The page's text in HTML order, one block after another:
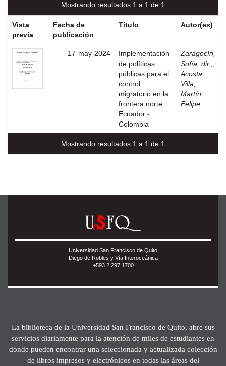
Mostrando resultados 1 a 1 de 1
Vista
previa
Fecha de
publicación
Título Autor(es)
17-may-2024
Implementación
de políticas
públicas para el
control
migratorio en la
frontera norte
Ecuador -
Colombia
Zaragocín,
Sofía, dir. ;
Acosta
Villa,
Martín
Felipe
Mostrando resultados 1 a 1 de 1
Universidad San Francisco de Quito
Diego de Robles y Vía Interoceánica
+593 2 297 1700
La biblioteca de la Universidad San Francisco de Quito, abre sus
servicios diariamente para la atención de miles de estudiantes en
donde pueden encontrar una seleccionada y actualizada colección
de libros impresos y electrónicos en todas las áreas del